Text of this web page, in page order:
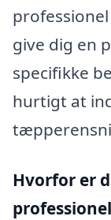
give dig en
specifikke
hurtigt at
Hvorfor er